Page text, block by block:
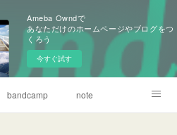
Ameba Owndで
あなただけのホームページやブログをつ
くろう
今すぐ試す
bandcamp note